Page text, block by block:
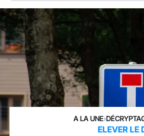
A LA UNE›
ELEVER LE